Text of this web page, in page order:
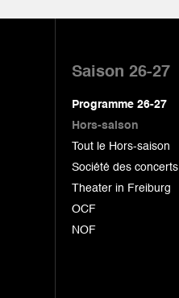
Saison 26-27
Programme 26-27
Hors-saison
Tout le Hors-saison
Société des concerts
Theater in Freiburg
OCF
NOF